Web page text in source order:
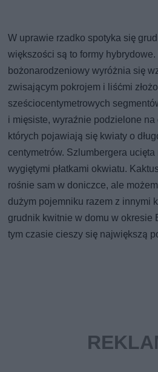
W uprawie rzadko spotyka się
większości są to formy
bożonarodzeniowy wyróżnia się
zwisającym pokrojem i liśćmi
sześciocentymetrowych
i mięsiste, wyraźnie podzielone na
których pojawiają się kwiaty o
centymetrów. Szlumbergera
wygiętymi płatkami okwiatu.
rośnie sam w doniczce, ale
dużym pojemniku razem z innymi
grudnik kwitnie w domu w okresie
tym czasie cieszy się największą